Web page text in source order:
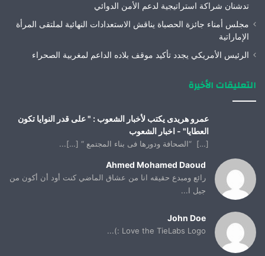
تدشنان شراكة استراتيجية لدعم الأمن الدوائي
مجلس أمناء جائزة الحصباة يناقش الاستعدادات النهائية لملتقى المرأة
الإماراتية
الرئيس الأمريكي يجدد تأكيد موقف بلاده الداعم لمغربية الصحراء
التعليقات الأخيرة
عمرو هريدى يكتب لأخبار الشعوب : " على قدر النوايا تكون
العطايا" - اخبار الشعوب
[…] “الصحافة ودورها فى بناء المجتمع “ […]...
Ahmed Mohamed Daoud
رائع ومبدع حقيقه انا من عشاق الماضي كنت أود أن أكون من
جيل ا...
John Doe
Love the TieLabs Logo :)...